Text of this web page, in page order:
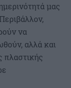
μας
να
αλλά και
πλαστικής